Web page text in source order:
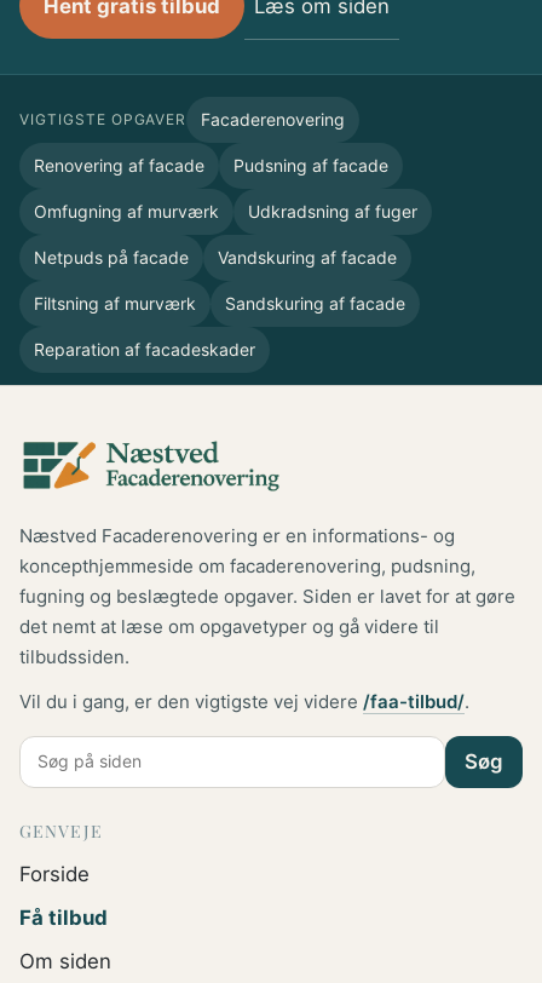
Hent gratis tilbud Læs om siden
VIGTIGSTE OPGAVER Facaderenovering
Renovering af facade Pudsning af facade
Omfugning af murværk Udkradsning af fuger
Netpuds på facade Vandskuring af facade
Filtsning af murværk Sandskuring af facade
Reparation af facadeskader
Næstved Facaderenovering er en informations- og
koncepthjemmeside om facaderenovering, pudsning,
fugning og beslægtede opgaver. Siden er lavet for at gøre
det nemt at læse om opgavetyper og gå videre til
tilbudssiden.
Vil du i gang, er den vigtigste vej videre /faa-tilbud/.
Søg
GENVEJE
Forside
Få tilbud
Om siden